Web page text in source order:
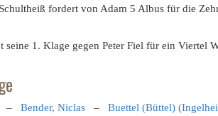
fordert von Adam 5 Albus für die
seine 1. Klage gegen Peter Fiel für ein Viertel
– Bender, Niclas – Buettel (Büttel)